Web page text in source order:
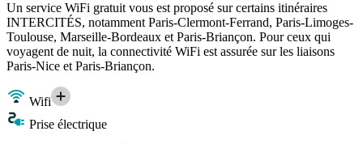
Un service WiFi gratuit vous est proposé sur certains itinéraires
INTERCITÉS, notamment Paris-Clermont-Ferrand, Paris-Limoges-
Toulouse, Marseille-Bordeaux et Paris-Briançon. Pour ceux qui
voyagent de nuit, la connectivité WiFi est assurée sur les liaisons
Paris-Nice et Paris-Briançon.
Wifi
Prise électrique